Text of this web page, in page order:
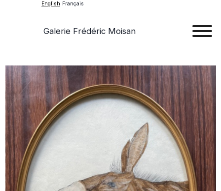
English Français
Galerie Frédéric Moisan